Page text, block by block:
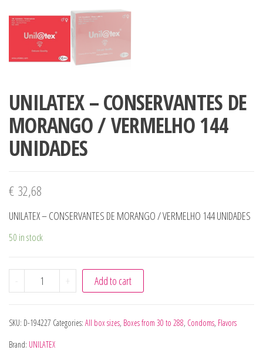
UNILATEX – CONSERVANTES DE
MORANGO / VERMELHO 144
UNIDADES
€ 32,68
UNILATEX – CONSERVANTES DE MORANGO / VERMELHO 144 UNIDADES
50 in stock
- UNILATEX - CONSERVANTES DE MORANGO /
+ Add to cart
SKU: D-194227 Categories: All box sizes, Boxes from 30 to 288, Condoms, Flavors
Brand: UNILATEX